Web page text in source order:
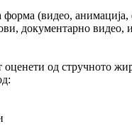
форма (видео,
документарно видео,
оценети од стручното